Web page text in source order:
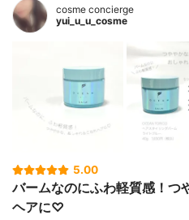
cosme concierge
yui_u_u_cosme
5.00
バームなのにふわ軽質感！つ
ヘアに♡